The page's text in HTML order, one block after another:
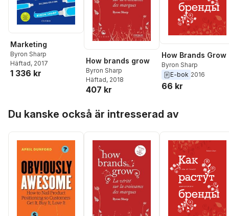
Marketing
Byron Sharp
Häftad, 2017
1 336 kr
How brands grow
Byron Sharp
Häftad, 2018
407 kr
How Brands Grow
Byron Sharp
E-bok 2016
66 kr
Du kanske också är intresserad av